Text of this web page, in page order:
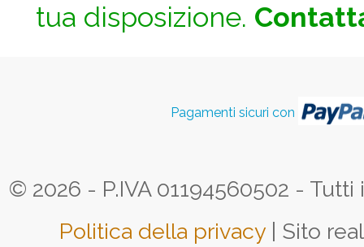
tua disposizione.
Pagamenti sicuri con
© 2026 - P.IVA 01194560502 -
Politica della privacy | Sito